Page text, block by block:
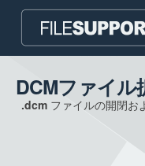
ホームページ
連絡
DCMファイル
.dcmファイルの開閉お